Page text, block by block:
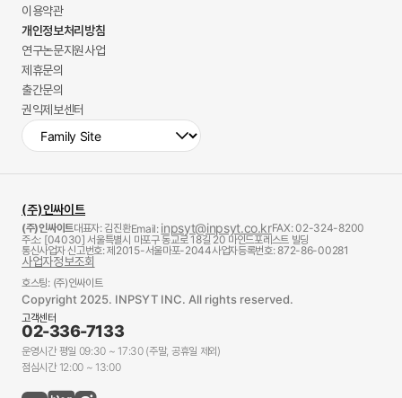
이용약관
개인정보처리방침
연구논문지원사업
제휴문의
출간문의
권익제보센터
(주)인싸이트
(주)인싸이트대표자: 김진환Email: inpsyt@inpsyt.co.krFAX: 02-324-8200
주소: [04030] 서울특별시 마포구 동교로 18길 20 마인드포레스트 빌딩
통신사업자 신고번호: 제2015-서울마포-2044사업자등록번호: 872-86-00281
사업자정보조회
호스팅: (주)인싸이트
Copyright 2025. INPSYT INC. All rights reserved.
고객센터
02-336-7133
운영시간 평일 09:30 ~ 17:30 (주말, 공휴일 제외)
점심시간 12:00 ~ 13:00